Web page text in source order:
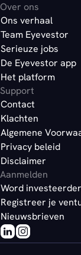
Over ons
Ons verhaal
Team Eyevestor
Serieuze jobs
De Eyevestor app
Het platform
Support
Contact
Klachten
Algemene
Privacy beleid
Disclaimer
Aanmelden
Word investeerder
Registreer je
Nieuwsbrieven